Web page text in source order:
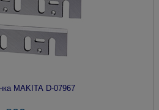
MAKITA D-07967